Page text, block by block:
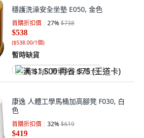
穩護洗澡安全坐墊 E050, 金色
首購折扣價 27%$738
$538
($538.00/1個)
暫時缺貨
满 $1,500 再省 $75 (王道卡)
康逸 人體工學馬桶加高腳凳 F030, 白
色
首購折扣價 32%$619
$419